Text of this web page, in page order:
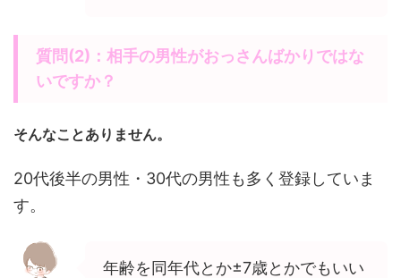
質問(2)：相手の男性がおっさんばかりではな
いですか？
そんなことありません。
20代後半の男性・30代の男性も多く登録していま
す。
年齢を同年代とか±7歳とかでもいい